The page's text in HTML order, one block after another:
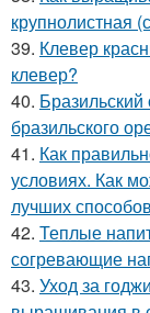
крупнолистная
39. Клевер
клевер?
40.
бразильского
41. Как
условиях. Как
лучших способов
42. Теплые
согревающие
43. Уход за